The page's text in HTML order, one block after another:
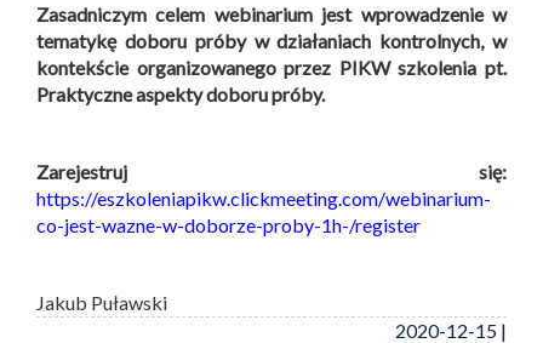
Zasadniczym celem webinarium jest wprowadzenie w
tematykę doboru próby w działaniach kontrolnych, w
kontekście organizowanego przez PIKW szkolenia pt.
Praktyczne aspekty doboru próby.
Zarejestruj się:
https://eszkoleniapikw.clickmeeting.com/webinarium-
co-jest-wazne-w-doborze-proby-1h-/register
Jakub Puławski
2020-12-15 |